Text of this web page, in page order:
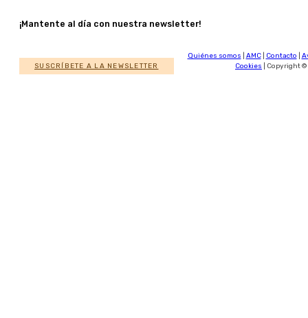
¡Mantente al día con nuestra newsletter!
SUSCRÍBETE A LA NEWSLETTER
Quiénes somos AMC| Contacto
Cookies | Copyright